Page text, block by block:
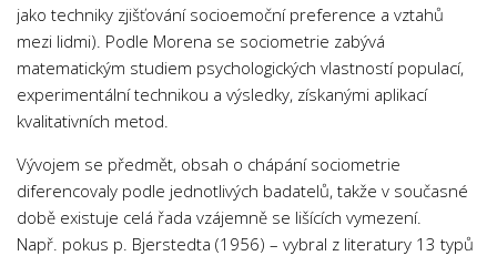
Němčina
Občanská nauka
Pedagogika
Právo
Psychologie a Sociologie
Společenské vědy
Technika
jako techniky zjišťování socioemoční preference a vztahů
mezi lidmi). Podle Morena se sociometrie zabývá
matematickým studiem psychologických vlastností populací,
experimentální technikou a výsledky, získanými aplikací
kvalitativních metod.
Vývojem se předmět, obsah o chápání sociometrie
diferencovaly podle jednotlivých badatelů, takže v současné
době existuje celá řada vzájemně se lišících vymezení.
Např. pokus p. Bjerstedta (1956) – vybral z literatury 13 typů